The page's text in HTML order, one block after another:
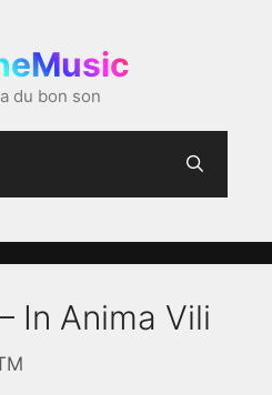
du bon son
In Anima Vili